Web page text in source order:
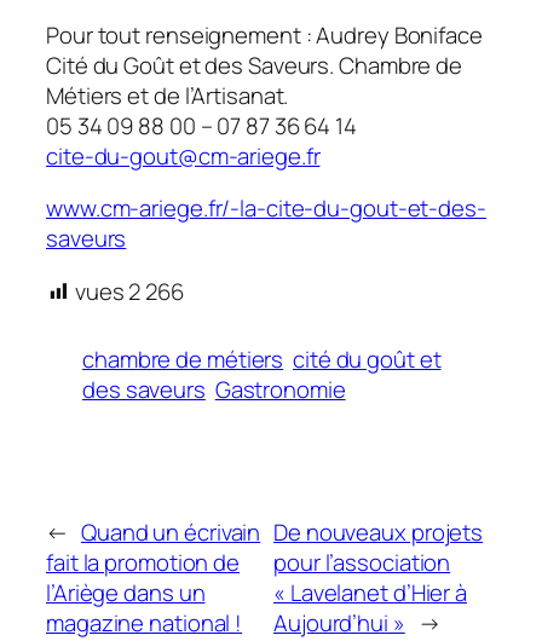
Pour tout renseignement : Audrey Boniface
Cité du Goût et des Saveurs. Chambre de
Métiers et de l’Artisanat.
05 34 09 88 00 – 07 87 36 64 14
cite-du-gout@cm-ariege.fr
www.cm-ariege.fr/-la-cite-du-gout-et-des-
saveurs
vues2 266
chambre de métiers cité du goût et
des saveurs Gastronomie
← Quand un écrivain
fait la promotion de
l’Ariège dans un
magazine national !
De nouveaux projets
pour l’association
« Lavelanet d’Hier à
Aujourd’hui » →